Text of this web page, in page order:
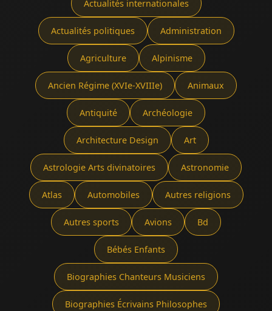
Actualités internationales
Actualités politiques Administration
Agriculture Alpinisme
Ancien Régime (XVIe-XVIIIe) Animaux
Antiquité Archéologie
Architecture Design Art
Astrologie Arts divinatoires Astronomie
Atlas Automobiles Autres religions
Autres sports Avions Bd
Bébés Enfants
Biographies Chanteurs Musiciens
Biographies Écrivains Philosophes